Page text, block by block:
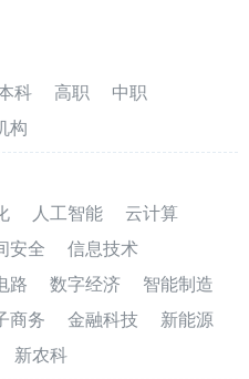
科 高职
中职
构
人工智能
云计算
安全
信息技术
路 数字经济
智能制造
商务 金融科技
新能源
新农科